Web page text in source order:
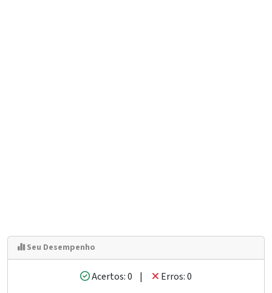
Seu Desempenho
Acertos: 0 |
Erros: 0